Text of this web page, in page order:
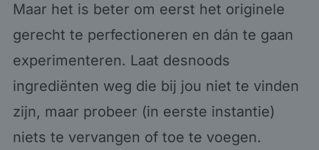
Maar het is beter om eerst het originele
gerecht te perfectioneren en dán te gaan
experimenteren. Laat desnoods
ingrediënten weg die bij jou niet te vinden
zijn, maar probeer (in eerste instantie)
niets te vervangen of toe te voegen.